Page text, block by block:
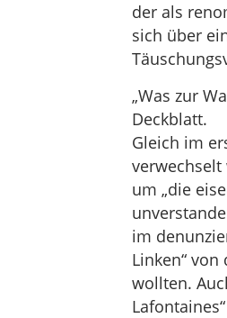
der als
sich über
„Was zur
Deckblatt.
Gleich im
verwechselt
um „die
im
Linken“
wollten.